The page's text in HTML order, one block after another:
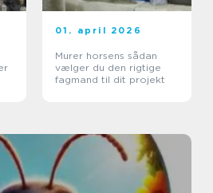
01. april 2026
Murer horsens sådan
vælger du den rigtige
fagmand til dit projekt